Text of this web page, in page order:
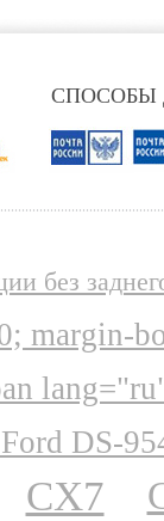
СПОСОБЫ
без
margin-
DS-
CX7